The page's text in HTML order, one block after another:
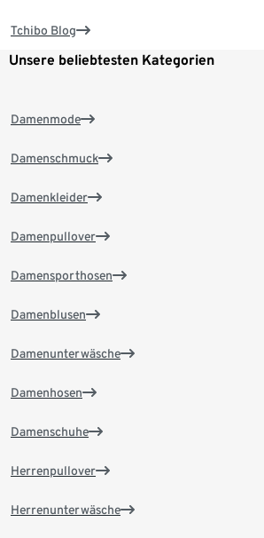
Tchibo Blog
Unsere beliebtesten Kategorien
Damenmode
Damenschmuck
Damenkleider
Damenpullover
Damensporthosen
Damenblusen
Damenunterwäsche
Damenhosen
Damenschuhe
Herrenpullover
Herrenunterwäsche